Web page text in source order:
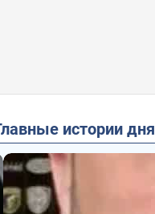
Главные истории дня